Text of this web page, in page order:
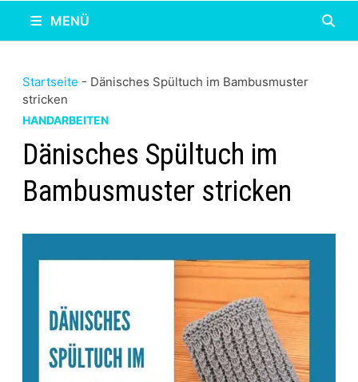
MENÜ
Startseite - Dänisches Spültuch im Bambusmuster
stricken
HANDARBEITEN
Dänisches Spültuch im
Bambusmuster stricken